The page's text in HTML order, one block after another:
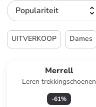
Populariteit
UITVERKOOP Dames
Merrell
Leren trekkingschoenen
"Moab Speed 2"
zwart/donkerblauw
-61%